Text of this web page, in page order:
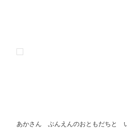
あかさん ぶんえんのおともだちと